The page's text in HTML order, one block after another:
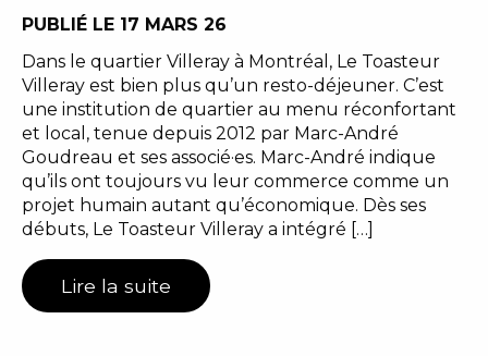
PUBLIÉ LE 17 MARS 26
Dans le quartier Villeray à Montréal, Le Toasteur
Villeray est bien plus qu’un resto-déjeuner. C’est
une institution de quartier au menu réconfortant
et local, tenue depuis 2012 par Marc-André
Goudreau et ses associé·es. Marc-André indique
qu’ils ont toujours vu leur commerce comme un
projet humain autant qu’économique. Dès ses
débuts, Le Toasteur Villeray a intégré […]
Lire la suite